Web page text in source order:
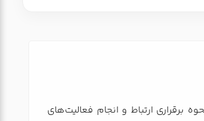
برقراری ارتباط و انجام فعالیت‌های